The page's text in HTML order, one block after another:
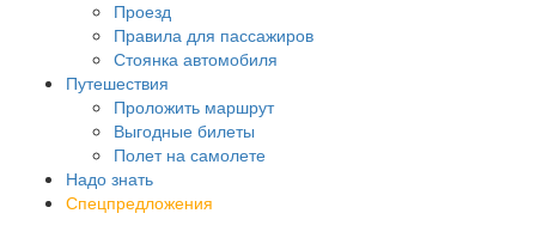
Проезд
Правила для пассажиров
Стоянка автомобиля
Путешествия
Проложить маршрут
Выгодные билеты
Полет на самолете
Надо знать
Спецпредложения